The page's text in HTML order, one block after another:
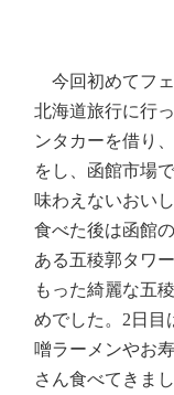
今回初めてフェ
北海道旅行に行
ンタカーを借り
をし、函館市場
味わえないおい
食べた後は函館
ある五稜郭タワ
もった綺麗な五
めでした。2日目
噌ラーメンやお
さん食べてきま